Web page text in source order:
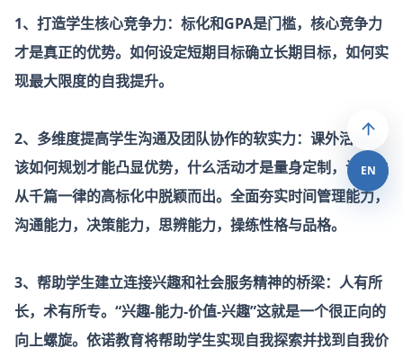
1、打造学生核心竞争力：标化和GPA是门槛，核心竞争力
才是真正的优势。如何设定短期目标确立长期目标，如何实
现最大限度的自我提升。
2、多维度提高学生沟通及团队协作的软实力：课外活动应
该如何规划才能凸显优势，什么活动才是量身定制，让学生
从千篇一律的高标化中脱颖而出。全面夯实时间管理能力，
沟通能力，决策能力，思辨能力，操练性格与品格。
3、帮助学生建立连接兴趣和社会服务精神的桥梁：人有所
长，术有所专。“兴趣-能力-价值-兴趣”这就是一个很正向的
向上螺旋。依诺教育将帮助学生实现自我探索并找到自我价
EN